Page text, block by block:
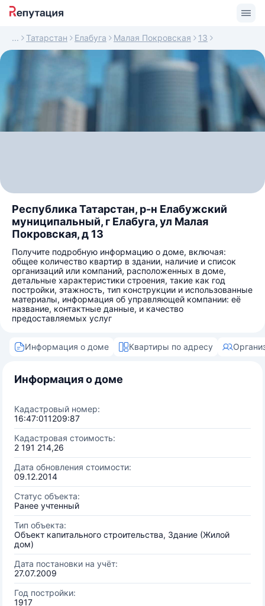
Татарстан Елабуга Малая Покровская 13
Республика Татарстан, р-н Елабужский
муниципальный, г Елабуга, ул Малая
Покровская, д 13
Получите подробную информацию о доме, включая:
общее количество квартир в здании, наличие и список
организаций или компаний, расположенных в доме,
детальные характеристики строения, такие как год
постройки, этажность, тип конструкции и использованные
материалы, информация об управляющей компании: её
название, контактные данные, и качество
предоставляемых услуг
Информация о доме Квартиры по адресу
Информация о доме
Кадастровый номер:
16:47:011209:87
Кадастровая стоимость:
2 191 214,26
Дата обновления стоимости:
09.12.2014
Статус объекта:
Ранее учтенный
Тип объекта:
Объект капитального строительства, Здание (Жилой
дом)
Дата постановки на учёт:
27.07.2009
Год постройки:
1917